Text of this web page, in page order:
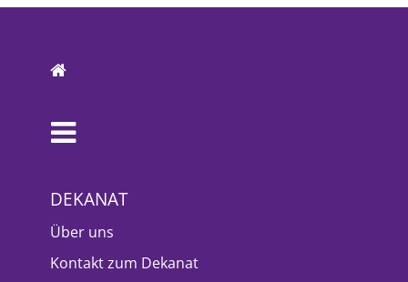
DEKANAT
Über uns
Kontakt zum Dekanat